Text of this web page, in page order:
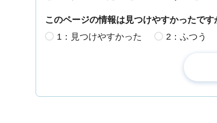
このページの情報は見つけやすかったです
1：見つけやすかった
2：ふつう